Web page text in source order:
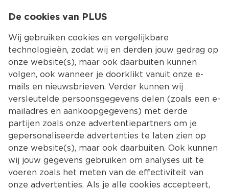
Kies jouw
Recepten zoeken
Filter Nieuwste
De cookies van PLUS
Wij gebruiken cookies en vergelijkbare
technologieën, zodat wij en derden jouw gedrag op
onze website(s), maar ook daarbuiten kunnen
volgen, ook wanneer je doorklikt vanuit onze e-
mails en nieuwsbrieven. Verder kunnen wij
versleutelde persoonsgegevens delen (zoals een e-
mailadres en aankoopgegevens) met derde
partijen zoals onze advertentiepartners om je
gepersonaliseerde advertenties te laten zien op
onze website(s), maar ook daarbuiten. Ook kunnen
wij jouw gegevens gebruiken om analyses uit te
voeren zoals het meten van de effectiviteit van
onze advertenties. Als je alle cookies accepteert,